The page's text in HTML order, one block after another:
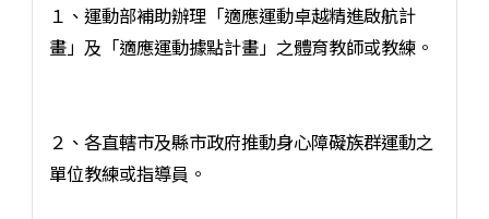
１、運動部補助辦理「適應運動卓越精進啟航計
畫」及「適應運動據點計畫」之體育教師或教練。
２、各直轄市及縣市政府推動身心障礙族群運動之
單位教練或指導員。